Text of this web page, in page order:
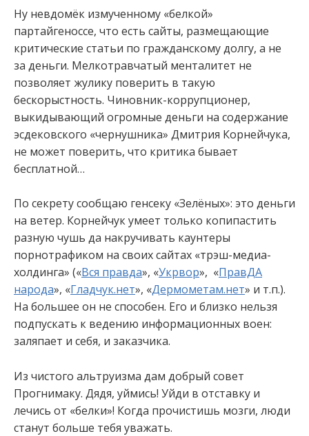
Ну невдомёк измученному «белкой»
партайгеноссе, что есть сайты, размещающие
критические статьи по гражданскому долгу, а не
за деньги. Мелкотравчатый менталитет не
позволяет жулику поверить в такую
бескорыстность. Чиновник-коррупционер,
выкидывающий огромные деньги на содержание
эсдековского «чернушника» Дмитрия Корнейчука,
не может поверить, что критика бывает
бесплатной…
По секрету сообщаю генсеку «Зелёных»: это деньги
на ветер. Корнейчук умеет только копипастить
разную чушь да накручивать каунтеры
порнотрафиком на своих сайтах «трэш-медиа-
холдинга» («Вся правда», «Укрвор», «ПравДА
народа», «Гладчук.нет», «Дермометам.нет» и т.п.).
На большее он не способен. Его и близко нельзя
подпускать к ведению информационных воен:
заляпает и себя, и заказчика.
Из чистого альтруизма дам добрый совет
Прогнимаку. Дядя, уймись! Уйди в отставку и
лечись от «белки»! Когда прочистишь мозги, люди
станут больше тебя уважать.